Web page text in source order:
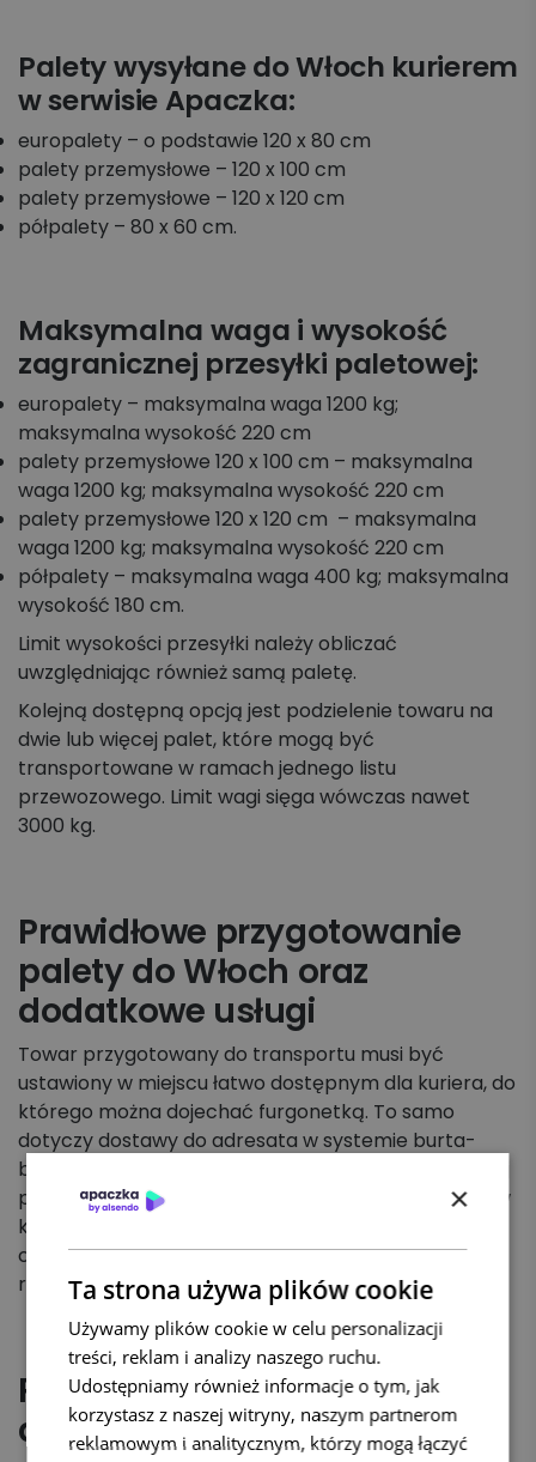
Palety wysyłane do Włoch kurierem
w serwisie Apaczka:
europalety – o podstawie 120 x 80 cm
palety przemysłowe – 120 x 100 cm
palety przemysłowe – 120 x 120 cm
półpalety – 80 x 60 cm.
Maksymalna waga i wysokość
zagranicznej przesyłki paletowej:
europalety – maksymalna waga 1200 kg;
maksymalna wysokość 220 cm
palety przemysłowe 120 x 100 cm – maksymalna
waga 1200 kg; maksymalna wysokość 220 cm
palety przemysłowe 120 x 120 cm – maksymalna
waga 1200 kg; maksymalna wysokość 220 cm
półpalety – maksymalna waga 400 kg; maksymalna
wysokość 180 cm.
Limit wysokości przesyłki należy obliczać
uwzględniając również samą paletę.
Kolejną dostępną opcją jest podzielenie towaru na
dwie lub więcej palet, które mogą być
transportowane w ramach jednego listu
przewozowego. Limit wagi sięga wówczas nawet
3000 kg.
Prawidłowe przygotowanie
palety do Włoch oraz
dodatkowe usługi
Towar przygotowany do transportu musi być
ustawiony w miejscu łatwo dostępnym dla kuriera, do
którego można dojechać furgonetką. To samo
dotyczy dostawy do adresata w systemie burta-
burta. Zawartość palety nie może wystawać poza jej
pionowy obrys. Przesyłki są odbierane od nadawców
kolejnego dnia roboczego od złożenia zamówienia, a
czas ich dostarczenia sięga maksymalnie kilku dni
roboczych.
Palety do Włoch – usługi
dodatkowe
×
Ta strona używa plików cookie
Używamy plików cookie w celu personalizacji
treści, reklam i analizy naszego ruchu.
Udostępniamy również informacje o tym, jak
korzystasz z naszej witryny, naszym partnerom
reklamowym i analitycznym, którzy mogą łączyć